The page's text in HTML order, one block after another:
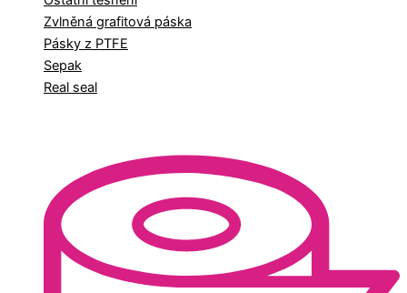
Zvlněná grafitová páska
Pásky z PTFE
Sepak
Real seal